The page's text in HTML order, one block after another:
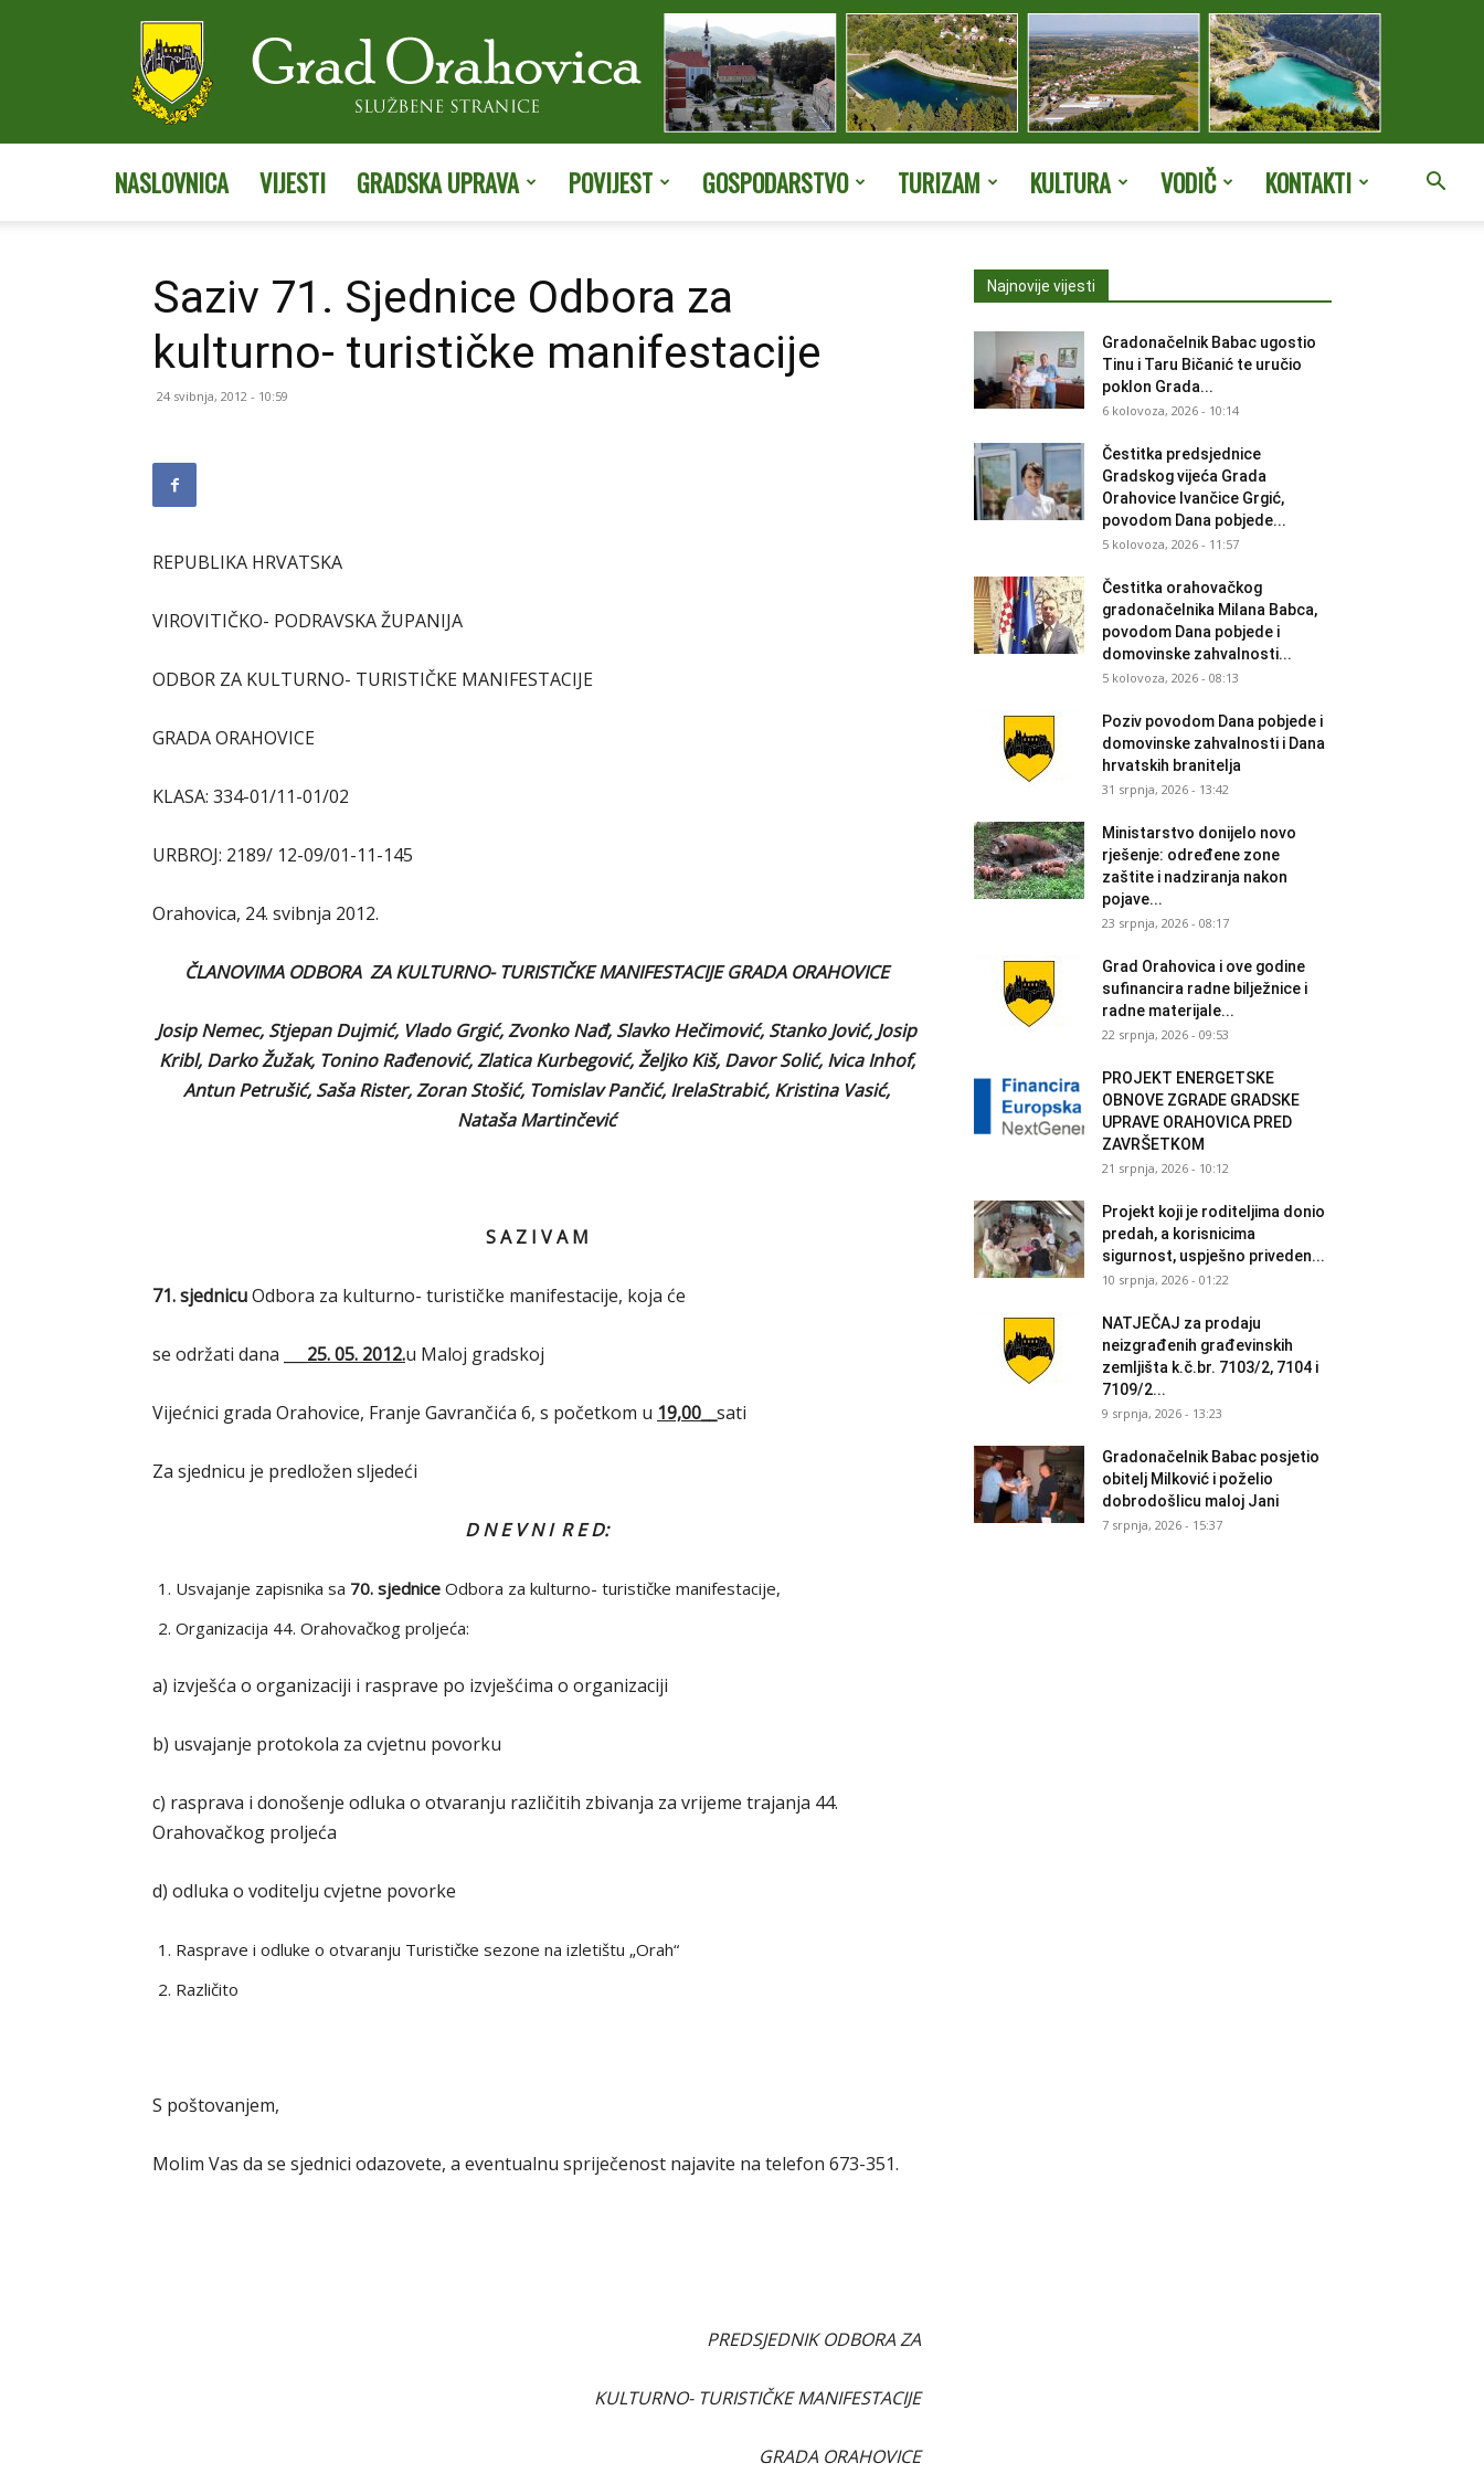
stranice
NASLOVNICA VIJESTI GRADSKA UPRAVA POVIJEST GOSPODARSTVO TURIZAM KULTURA VODIČ KONTAKTI
Saziv 71. Sjednice Odbora za
kulturno- turističke manifestacije
24 svibnja, 2012 - 10:59
REPUBLIKA HRVATSKA
VIROVITIČKO- PODRAVSKA ŽUPANIJA
ODBOR ZA KULTURNO- TURISTIČKE MANIFESTACIJE
GRADA ORAHOVICE
KLASA: 334-01/11-01/02
URBROJ: 2189/ 12-09/01-11-145
Orahovica, 24. svibnja 2012.
ČLANOVIMA ODBORA ZA KULTURNO- TURISTIČKE MANIFESTACIJE GRADA ORAHOVICE
Josip Nemec, Stjepan Dujmić, Vlado Grgić, Zvonko Nađ, Slavko Hečimović, Stanko Jović, Josip
Kribl, Darko Žužak, Tonino Rađenović, Zlatica Kurbegović, Željko Kiš, Davor Solić, Ivica Inhof,
Antun Petrušić, Saša Rister, Zoran Stošić, Tomislav Pančić, IrelaStrabić, Kristina Vasić,
Nataša Martinčević
S A Z I V A M
71. sjednicuOdbora za kulturno- turističke manifestacije, koja će
se održati dana 25. 05. 2012.u Maloj gradskoj
Vijećnici grada Orahovice, Franje Gavrančića 6, s početkom u 19,00__ sati
Za sjednicu je predložen sljedeći
D N E V N I R E D:
Usvajanje zapisnika sa 70. sjednice Odbora za kulturno- turističke manifestacije,
Organizacija 44. Orahovačkog proljeća:
a) izvješća o organizaciji i rasprave po izvješćima o organizaciji
b) usvajanje protokola za cvjetnu povorku
c) rasprava i donošenje odluka o otvaranju različitih zbivanja za vrijeme trajanja 44.
Orahovačkog proljeća
d) odluka o voditelju cvjetne povorke
Rasprave i odluke o otvaranju Turističke sezone na izletištu „Orah“
Različito
S poštovanjem,
Molim Vas da se sjednici odazovete, a eventualnu spriječenost najavite na telefon 673-351.
PREDSJEDNIK ODBORA ZA
KULTURNO- TURISTIČKE MANIFESTACIJE
GRADA ORAHOVICE
Najnovije vijesti
Gradonačelnik Babac ugostio
Tinu i Taru Bičanić te uručio
poklon Grada...
6 kolovoza, 2026 - 10:14
Čestitka predsjednice
Gradskog vijeća Grada
Orahovice Ivančice Grgić,
povodom Dana pobjede...
5 kolovoza, 2026 - 11:57
Čestitka orahovačkog
gradonačelnika Milana Babca,
povodom Dana pobjede i
domovinske zahvalnosti...
5 kolovoza, 2026 - 08:13
Poziv povodom Dana pobjede i
domovinske zahvalnosti i Dana
hrvatskih branitelja
31 srpnja, 2026 - 13:42
Ministarstvo donijelo novo
rješenje: određene zone
zaštite i nadziranja nakon
pojave...
23 srpnja, 2026 - 08:17
Grad Orahovica i ove godine
sufinancira radne bilježnice i
radne materijale...
22 srpnja, 2026 - 09:53
PROJEKT ENERGETSKE
OBNOVE ZGRADE GRADSKE
UPRAVE ORAHOVICA PRED
ZAVRŠETKOM
21 srpnja, 2026 - 10:12
Projekt koji je roditeljima donio
predah, a korisnicima
sigurnost, uspješno priveden...
10 srpnja, 2026 - 01:22
NATJEČAJ za prodaju
neizgrađenih građevinskih
zemljišta k.č.br. 7103/2, 7104 i
7109/2...
9 srpnja, 2026 - 13:23
Gradonačelnik Babac posjetio
obitelj Milković i poželio
dobrodošlicu maloj Jani
7 srpnja, 2026 - 15:37